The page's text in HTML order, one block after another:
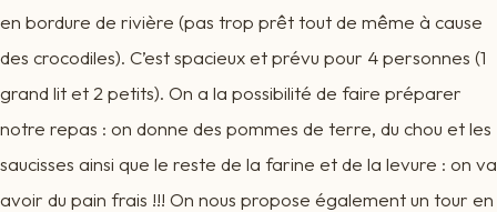
en bordure de rivière (pas trop prêt tout de même à cause
des crocodiles). C’est spacieux et prévu pour 4 personnes (1
grand lit et 2 petits). On a la possibilité de faire préparer
notre repas : on donne des pommes de terre, du chou et les
saucisses ainsi que le reste de la farine et de la levure : on va
avoir du pain frais !!! On nous propose également un tour en